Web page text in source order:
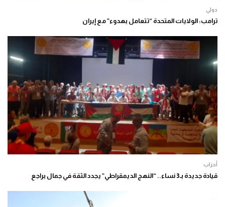
دولي
ترامب: الولايات المتحدة “تتعامل بهدوء” مع إيران
أحزاب
قيادة جديدة بـ3 نساء.. “النهج الديمقراطي” يجدد الثقة في جمال براجع